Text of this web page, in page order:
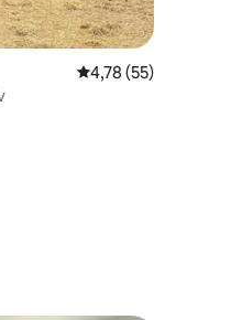
değerlendirme
5 üzerinden
4,78 (55)